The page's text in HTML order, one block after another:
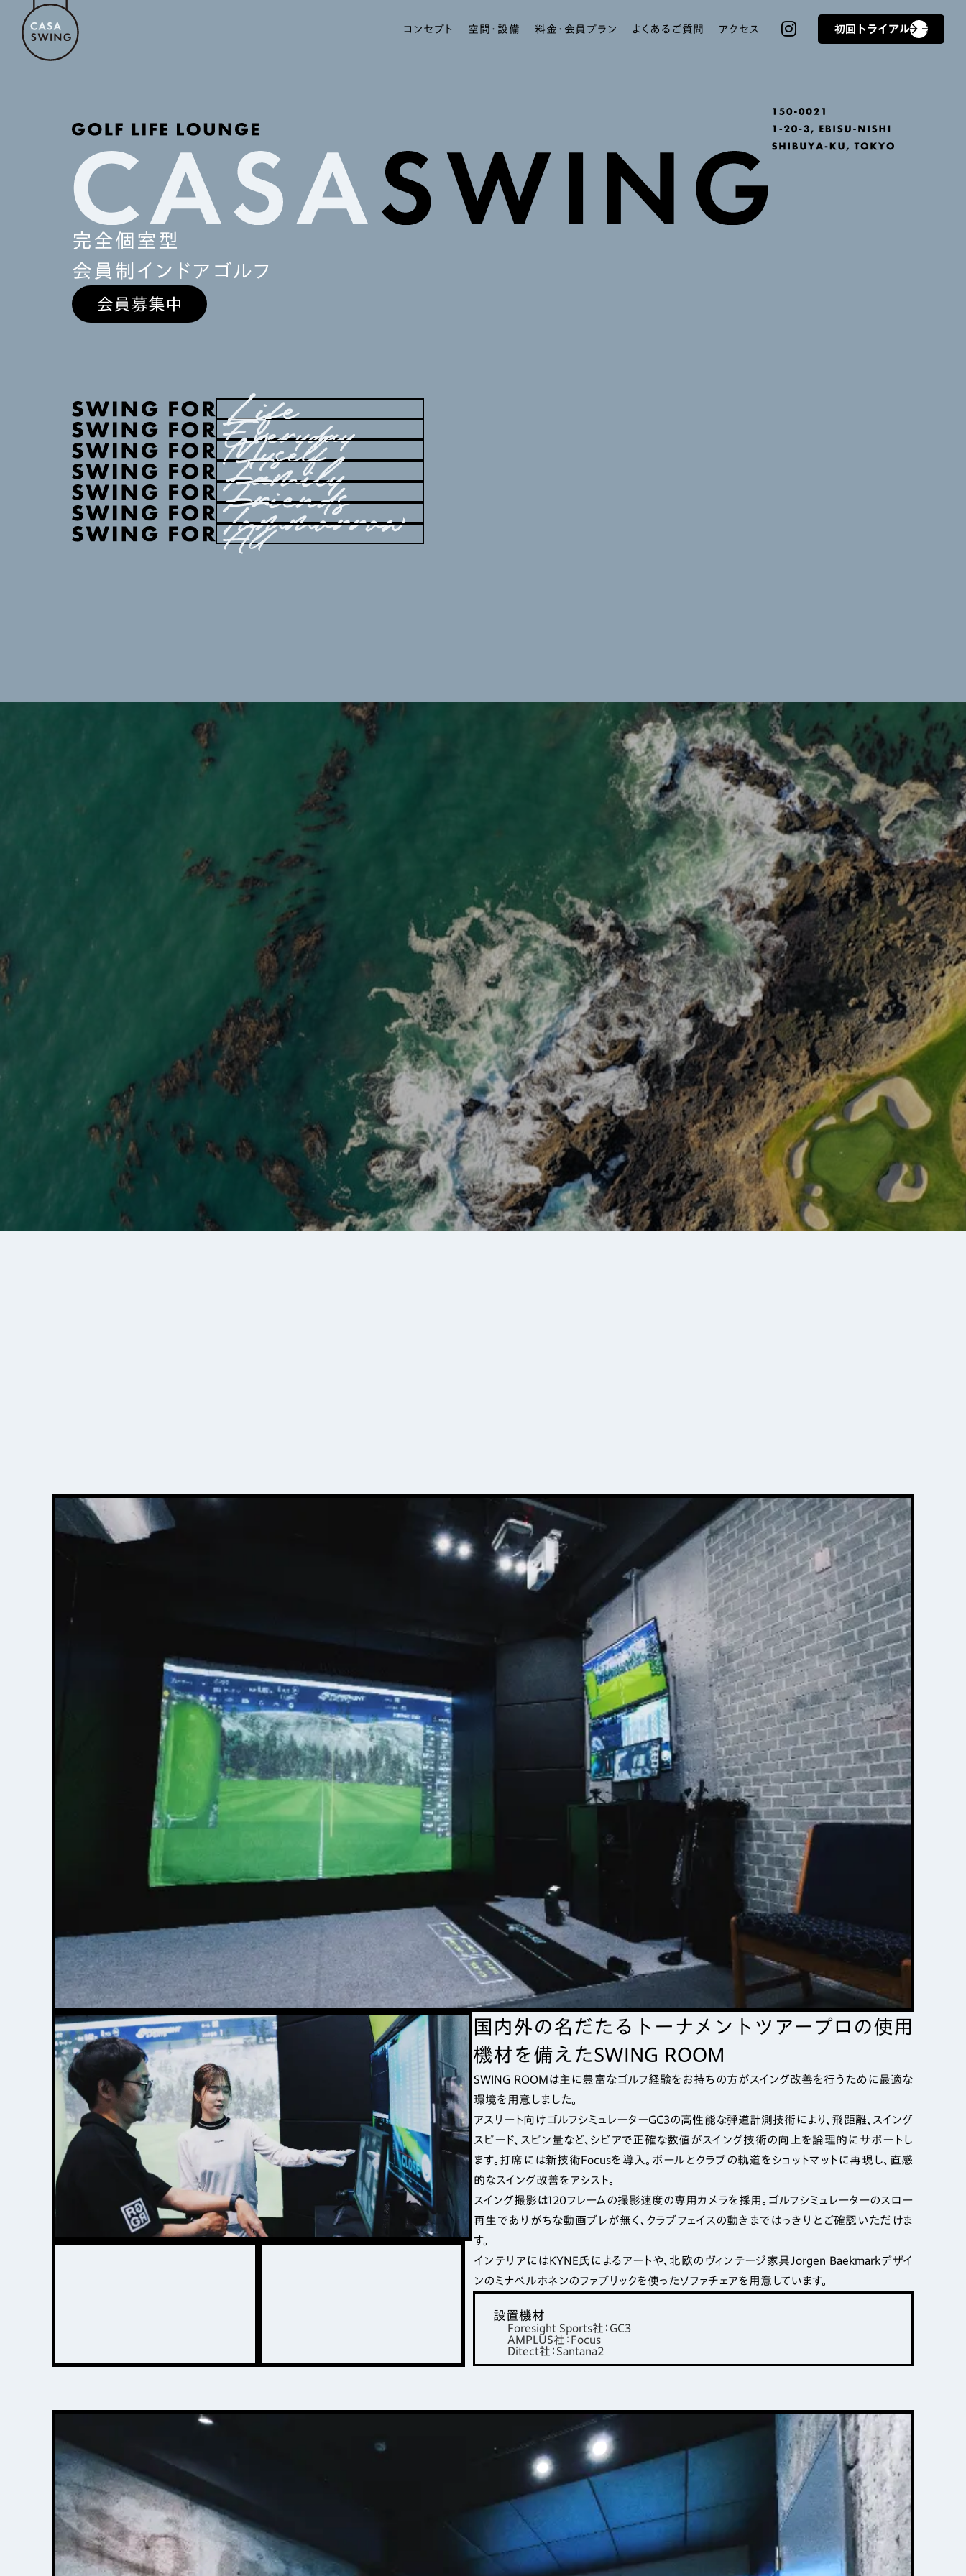
コンセプト 空間・設備 料金・会員プラン よくあるご質問 アクセス 初回トライアルarrow_forward arrow_forward
完全個室型
会員制インドアゴルフ
会員募集中
国内外の名だたるトーナメントツアープロの使用
機材を備えたSWING ROOM
SWING ROOMは主に豊富なゴルフ経験をお持ちの方がスイング改善を行うために最適な
環境を用意しました。
アスリート向けゴルフシミュレーターGC3の高性能な弾道計測技術により、飛距離、スイング
スピード、スピン量など、シビアで正確な数値がスイング技術の向上を論理的にサポートし
ます。打席には新技術Focusを導入。ボールとクラブの軌道をショットマットに再現し、直感
的なスイング改善をアシスト。
スイング撮影は120フレームの撮影速度の専用カメラを採用。ゴルフシミュレーターのスロー
再生でありがちな動画ブレが無く、クラブフェイスの動きまではっきりとご確認いただけま
す。
インテリアにはKYNE氏によるアートや、北欧のヴィンテージ家具Jorgen Baekmarkデザイ
ンのミナペルホネンのファブリックを使ったソファチェアを用意しています。
設置機材
Foresight Sports社：GC3
AMPLUS社：Focus
Ditect社：Santana2